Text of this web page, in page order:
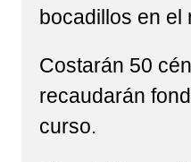
bocadillos en el
Costarán 50
recaudarán
curso.